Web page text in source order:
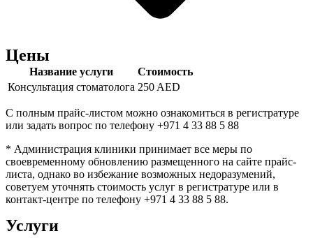
Цены
Название услуги
Стоимость
Консультация стоматолога 250 AED
С полным прайс-листом можно ознакомиться в регистратуре
или задать вопрос по телефону +971 4 33 88 5 88
* Администрация клиники принимает все меры по
своевременному обновлению размещенного на сайте прайс-
листа, однако во избежание возможных недоразумений,
советуем уточнять стоимость услуг в регистратуре или в
контакт-центре по телефону +971 4 33 88 5 88.
Услуги